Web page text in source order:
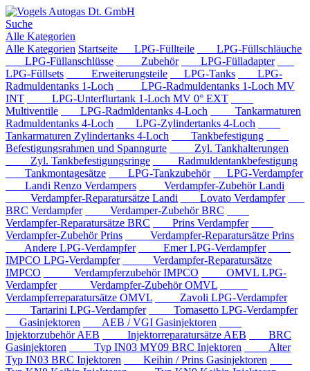
Suche
Alle Kategorien
Alle Kategorien Startseite LPG-Füllteile
LPG-Füllschläuche
LPG-Füllanschlüsse
Zubehör
LPG-Fülladapter
LPG-Füllsets
Erweiterungsteile LPG-Tanks
LPG-
Radmuldentanks 1-Loch
LPG-Radmuldentanks 1-Loch MV
INT
LPG-Unterflurtank 1-Loch MV 0° EXT
Multiventile
LPG-Radmldentanks 4-Loch
Tankarmaturen
Radmuldentanks 4-Loch
LPG-Zylindertanks 4-Loch
Tankarmaturen Zylindertanks 4-Loch
Tankbefestigung
Befestigungsrahmen und Spanngurte
Zyl. Tankhalterungen
Zyl. Tankbefestigungsringe
Radmuldentankbefestigung
Tankmontagesätze
LPG-Tankzubehör
LPG-Verdampfer
Landi Renzo Verdampers
Verdampfer-Zubehör Landi
Verdampfer-Reparatursätze Landi
Lovato Verdampfer
BRC Verdampfer
Verdamper-Zubehör BRC
Verdampfer-Reparatursätze BRC
Prins Verdampfer
Verdampfer-Zubehör Prins
Verdampfer-Reparatursätze Prins
Andere LPG-Verdampfer
Emer LPG-Verdampfer
IMPCO LPG-Verdampfer
Verdampfer-Reparatursätze
IMPCO
Verdampferzubehör IMPCO
OMVL LPG-
Verdampfer
Verdampfer-Zubehör OMVL
Verdampferreparatursätze OMVL
Zavoli LPG-Verdampfer
Tartarini LPG-Verdampfer
Tomasetto LPG-Verdampfer
Gasinjektoren
AEB / VGI Gasinjektoren
Injektorzubehör AEB
Injektorreparatursätze AEB
BRC
Gasinjektoren
Typ IN03 MY09 BRC Injektoren
Alter
Typ IN03 BRC Injektoren
Keihin / Prins Gasinjektoren